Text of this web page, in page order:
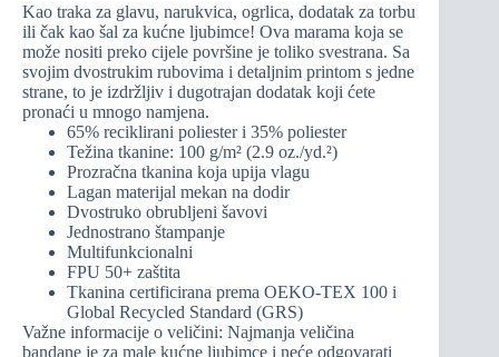
Kao traka za glavu, narukvica, ogrlica, dodatak za torbu
ili čak kao šal za kućne ljubimce! Ova marama koja se
može nositi preko cijele površine je toliko svestrana. Sa
svojim dvostrukim rubovima i detaljnim printom s jedne
strane, to je izdržljiv i dugotrajan dodatak koji ćete
pronaći u mnogo namjena.
65% reciklirani poliester i 35% poliester
Težina tkanine: 100 g/m² (2.9 oz./yd.²)
Prozračna tkanina koja upija vlagu
Lagan materijal mekan na dodir
Dvostruko obrubljeni šavovi
Jednostrano štampanje
Multifunkcionalni
FPU 50+ zaštita
Tkanina certificirana prema OEKO-TEX 100 i
Global Recycled Standard (GRS)
Važne informacije o veličini: Najmanja veličina
bandane je za male kućne ljubimce i neće odgovarati